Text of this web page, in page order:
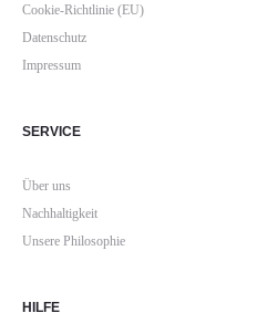
Cookie-Richtlinie (EU)
Datenschutz
Impressum
SERVICE
Über uns
Nachhaltigkeit
Unsere Philosophie
HILFE